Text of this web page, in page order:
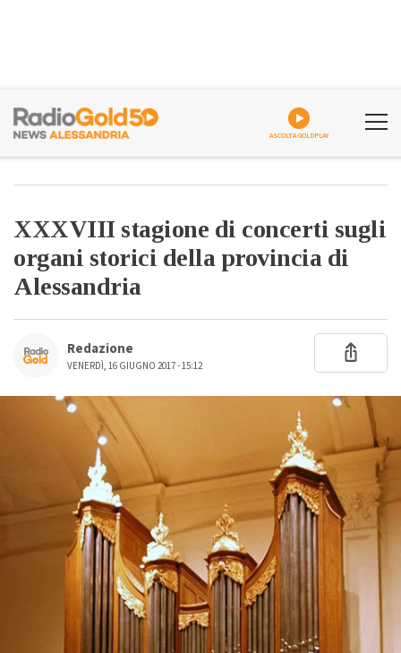
ASCOLTA GOLDPLAY
XXXVIII stagione di concerti sugli
organi storici della provincia di
Alessandria
Redazione
VENERDÌ, 16 GIUGNO 2017 - 15:12